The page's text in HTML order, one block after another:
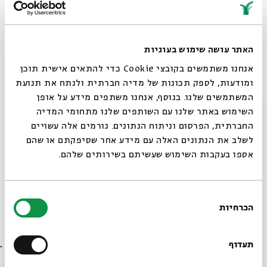
האתר עושה שימוש בעוגיות
אנחנו משתמשים בקובצי Cookie כדי להתאים אישית תוכן
ומודעות, לספק תכונות של מדיה חברתית ולנתח את תנועת
המשתמשים שלנו. בנוסף, אנחנו משתפים מידע על אופן
השימוש באתר שלנו עם השותפים שלנו מתחומי המדיה
החברתית, הפרסום וניתוח הנתונים. גורמים אלה עשויים
לשלב את הנתונים האלה עם מידע אחר שסיפקתם או שהם
אספו בעקבות השימוש שעשיתם בשירותים שלהם.
הסכמה
הכרחיות
תעדוף
דורשים לעצמם. מעל דף הפייסבוק שלי ציינו לפניי ארנון סגל,
פעיל מרכזי בתנועות למען המקדש (הכותב על כך טור שבועי
במרכז מורשת מנחם בגין ופעיל בתחום גם הוא, שהם תומכים
במאבקן של אותן נשים לחופש פולחן. מן הצד שני, דווקא ענת
הופמן, יו"ר תנועת נשות הכותל, שנעצרה בשבוע שעבר, אמרה
בראיון לאהרון ויזנר ברשת ב' (18.10.12) שהיא מקבלת את
הערכת המשטרה לגבי הנזק שעלולים לגרום הרוצים להתפלל על
הר הבית והצדיקה את האיסור על כך.
סגור